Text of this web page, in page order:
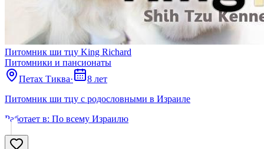
Питомник ши тцу King Richard
Питомники и пансионаты
Петах Тиква·
8 лет
Питомник ши тцу с родословными в Израиле
Работает в: По всему Израилю